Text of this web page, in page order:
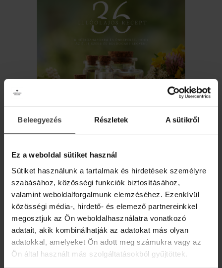
Beleegyezés Részletek A sütikről
Ez a weboldal sütiket használ
Sütiket használunk a tartalmak és hirdetések személyre
szabásához, közösségi funkciók biztosításához,
valamint weboldalforgalmunk elemzéséhez. Ezenkívül
közösségi média-, hirdető- és elemező partnereinkkel
megosztjuk az Ön weboldalhasználatra vonatkozó
adatait, akik kombinálhatják az adatokat más olyan
adatokkal, amelyeket Ön adott meg számukra vagy az
Ön által használt más szolgáltatásokból gyűjtöttek.
HESTIA – FÉNY, OLAJKEVERÉK
Az otthon melegének istennőjének, a családi élet
védelmezőjének illata
MEGNÉZEM
AJÁNDÉK DIGITÁLIS
ILLÓOLAJ RECEPTKÖNYV!
Iratkozz fel hírlevelünkre, és ajándékba adjuk
online recepteskönyvünket 36 inspiráló ötlettel,
hogy az élet szebb és kiegyensúlyozottabb
legyen.
Üdvözlő meglepetésként pedig egy
10%-os
kedvezménykupontis rejtettünk a levélbe.
Email